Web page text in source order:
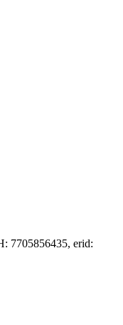
erid: